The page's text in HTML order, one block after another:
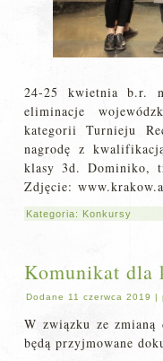
24-25 kwietnia b.r.
eliminacje
kategorii Turnieju
nagrodę z
klasy 3d. Dominiko,
Zdjęcie:
Kategoria: Konkursy
Komunikat dla
Dodane 11 czerwca 2019 |
W związku ze
będą przyjmowane